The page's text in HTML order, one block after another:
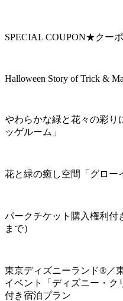
SPECIAL COUPON★クー
Halloween Story of Trick &
やわらかな緑と花々の彩り
ッゲルーム」
花と緑の癒し空間「グロー
パークチケット購入権利付
まで）
東京ディズニーランド®／
イベント「ディズニー・ク
付き宿泊プラン